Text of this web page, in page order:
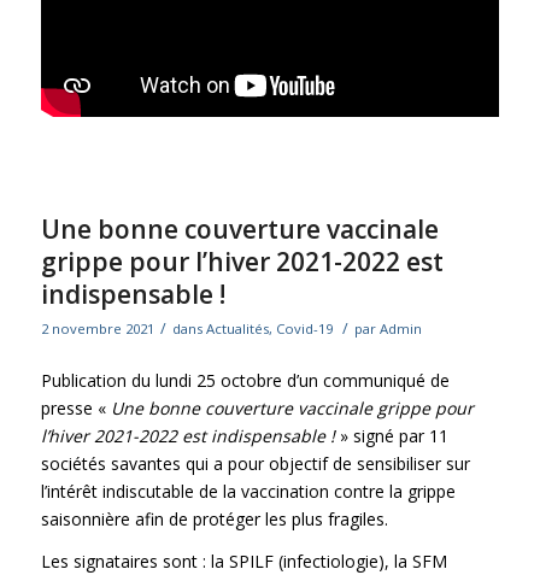
Une bonne couverture vaccinale
grippe pour l’hiver 2021-2022 est
indispensable !
2 novembre 2021 / dans Actualités, Covid-19 / par Admin
Publication du lundi 25 octobre d’un communiqué de
presse «Une bonne couverture vaccinale grippe pour
l’hiver 2021-2022 est indispensable ! » signé par 11
sociétés savantes qui a pour objectif de sensibiliser sur
l’intérêt indiscutable de la vaccination contre la grippe
saisonnière afin de protéger les plus fragiles.
Les signataires sont : la SPILF (infectiologie), la SFM